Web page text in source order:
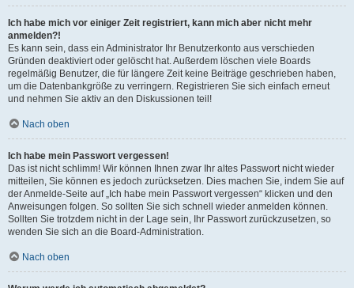
Ich habe mich vor einiger Zeit registriert, kann mich aber nicht mehr
anmelden?!
Es kann sein, dass ein Administrator Ihr Benutzerkonto aus verschieden
Gründen deaktiviert oder gelöscht hat. Außerdem löschen viele Boards
regelmäßig Benutzer, die für längere Zeit keine Beiträge geschrieben haben,
um die Datenbankgröße zu verringern. Registrieren Sie sich einfach erneut
und nehmen Sie aktiv an den Diskussionen teil!
Nach oben
Ich habe mein Passwort vergessen!
Das ist nicht schlimm! Wir können Ihnen zwar Ihr altes Passwort nicht wieder
mitteilen, Sie können es jedoch zurücksetzen. Dies machen Sie, indem Sie auf
der Anmelde-Seite auf „Ich habe mein Passwort vergessen“ klicken und den
Anweisungen folgen. So sollten Sie sich schnell wieder anmelden können.
Sollten Sie trotzdem nicht in der Lage sein, Ihr Passwort zurückzusetzen, so
wenden Sie sich an die Board-Administration.
Nach oben